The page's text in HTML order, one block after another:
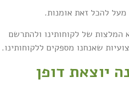
להכל זאת אומנות.
המלצות של לקוחותינו ולהתרשם
שאנחנו מספקים ללקוחותינו.
יוצאת דופן